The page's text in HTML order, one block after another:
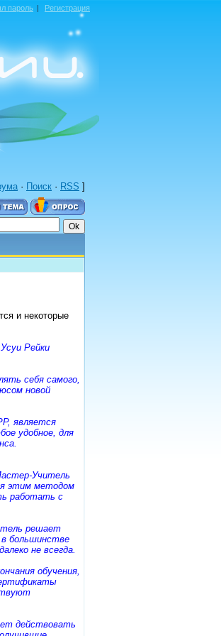
пароль | Регистрация
· Поиск · RSS ]
и некоторые
Рейки
себя самого,
новой
является
удобное, для
Учитель
этим методом
работать с
решает
большинстве
не всегда.
обучения,
действовать